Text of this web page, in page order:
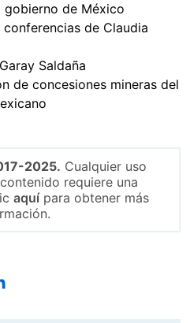
gobierno de México
de Claudia
Saldaña
de concesiones mineras del
2025. Cualquier uso
requiere una
aquípara obtener más